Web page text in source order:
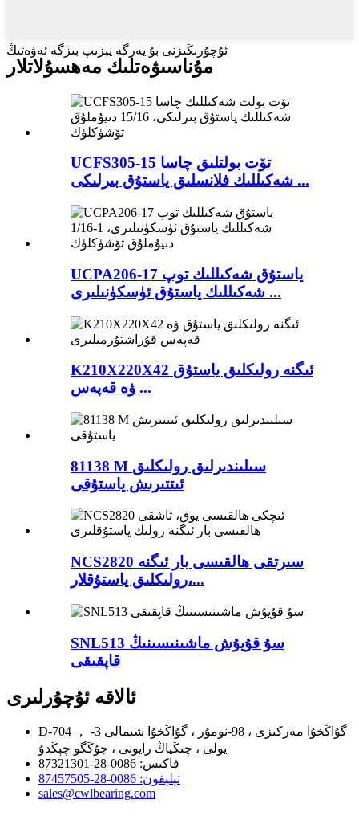
ئۇچۇرىڭىزنى بۇ يەرگە يېزىپ بىزگە ئەۋەتىڭ
مۇناسىۋەتلىك مەھسۇلاتلار
UCFS305-15 تۆت بولتلىق چاسا
شەكىللىك فلانسلىق ياستۇق بىرلىكى ...
UCPA206-17 ياستۇق شەكىللىك توپ
شەكىللىك ياستۇق ئۈسكۈنىلىرى ...
K210X220X42 ئىگنە رولىكلىق ياستۇق
ۋە قەپەس ...
81138 M سىلىندىرلىق رولىكلىق
ئىتتىرىش ياستۇقى
NCS2820 سىرتقى ھالقىسى بار ئىگنە
رولىكلىق ياستۇقلار،...
SNL513 سۇ قۇيۇش ماشىنىسىنىڭ
قاپقىقى
ئالاقە ئۇچۇرلىرى
D-704 ， گۇاڭخۇا مەركىزى ، 98-نومۇر ، گۇاڭخۇا شىمالى 3-
يولى ، چىڭياڭ رايونى ، جۇڭگو چېڭدۇ
فاكىس: 0086-28-87321301
تېلېفون: 0086-28-87457505
sales@cwlbearing.com